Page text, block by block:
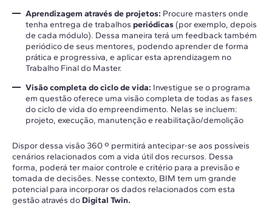
Aprendizagem através de projetos: Procure masters onde
tenha entrega de trabalhos periódicas (por exemplo, depois
de cada módulo). Dessa maneira terá um feedback também
periódico de seus mentores, podendo aprender de forma
prática e progressiva, e aplicar esta aprendizagem no
Trabalho Final do Master.
Visão completa do ciclo de vida: Investigue se o programa
em questão oferece uma visão completa de todas as fases
do ciclo de vida do empreendimento. Nelas se incluem:
projeto, execução, manutenção e reabilitação/demolição
Dispor dessa visão 360 º permitirá antecipar-se aos possíveis
cenários relacionados com a vida útil dos recursos. Dessa
forma, poderá ter maior controle e critério para a previsão e
tomada de decisões. Nesse contexto, BIM tem um grande
potencial para incorporar os dados relacionados com esta
gestão através do Digital Twin.